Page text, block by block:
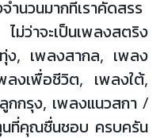
นวนมากที่เราคัดสรร
ม่ว่าจะเป็นเพลงสตริง
ง, เพลงสากล, เพลง
งเพื่อชีวิต, เพลงใต้,
กกรุง, เพลงแนวสกา /
นที่คุณชื่นชอบ ครบครัน